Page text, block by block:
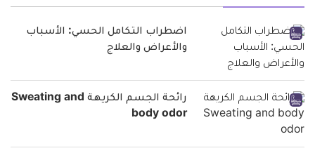
اضطراب التكامل الحسي: الأسباب
والأعراض والعلاج
رائحة الجسم الكريهة Sweating and
body odor